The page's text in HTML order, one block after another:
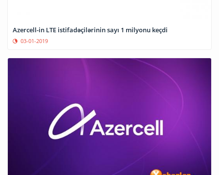
Azercell-in LTE istifadəçilərinin sayı 1 milyonu keçdi
03-01-2019